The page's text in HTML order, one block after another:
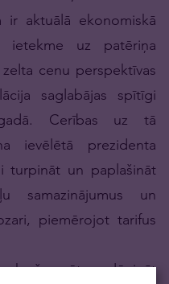
aktuālā ekonomiskā
ietekme uz patēriņa
cenu perspektīvas
saglabājas spītīgi
Cerības uz tā
ievēlētā prezidenta
turpināt un paplašināt
samazinājumus un
piemērojot tarifus
karš varētu palēnināt